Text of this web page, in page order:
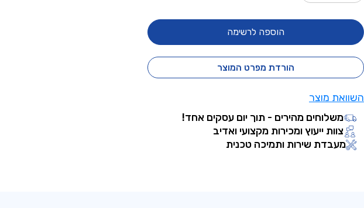
הוספה לרשימה
הורדת מפרט המוצר
השוואת מוצר
משלוחים מהירים - תוך יום עסקים אחד!
צוות ייעוץ ומכירות מקצועי ואדיב
מעבדת שירות ותמיכה טכנית